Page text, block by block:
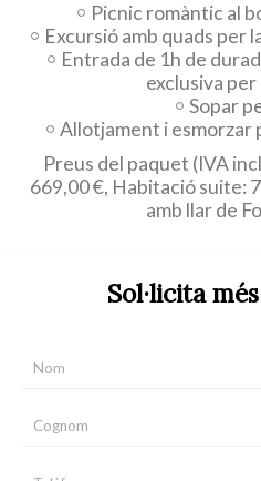
Picnic romàntic al
Excursió amb quads per
Entrada de 1h de
exclusiva per
Sopar
Allotjament i esmorzar
Preus del paquet (IVA
669,00 €, Habitació suite:
amb llar de
Sol·licita